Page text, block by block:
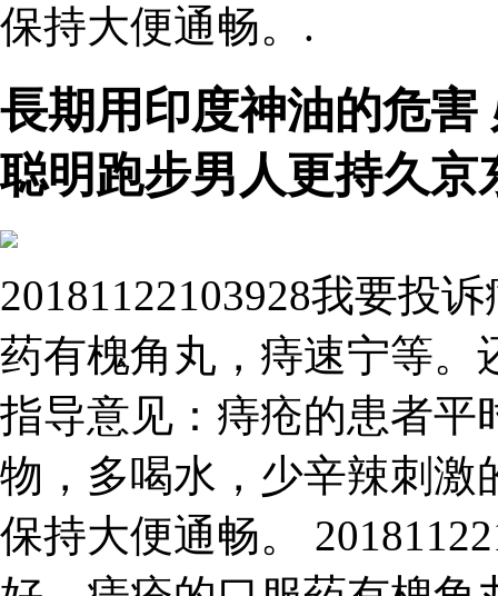
保持大便通畅。.
長期用印度神油的危
聪明跑步男人更持久京
20181122103928我要投
药有槐角丸，痔速宁等。
指导意见：痔疮的患者平
物，多喝水，少辛辣刺激
保持大便通畅。